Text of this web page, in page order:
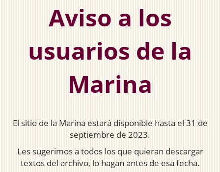
Aviso a los
usuarios de la
Marina
El sitio de la Marina estará disponible hasta el 31 de
septiembre de 2023.
Les sugerimos a todos los que quieran descargar
textos del archivo, lo hagan antes de esa fecha.